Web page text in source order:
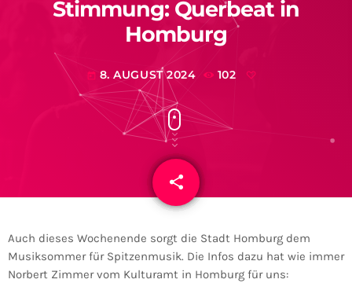
Stimmung: Querbeat in
Homburg
today 8. AUGUST 2024 102
share
email
Auch dieses Wochenende sorgt die Stadt Homburg dem
Musiksommer für Spitzenmusik. Die Infos dazu hat wie immer
Norbert Zimmer vom Kulturamt in Homburg für uns: